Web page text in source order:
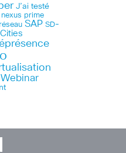
J’ai testé
nexus prime
réseau SAP SD-
Webinar